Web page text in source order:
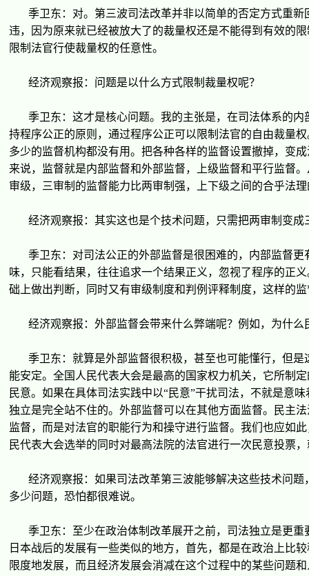
季卫东 ： 对。第三波司法改革并非以简单的否定方式重新
违，因 为原来就已经被放大了的裁量权还是不能得到有效的
限制法官行使裁量权的任意性。
经济观察报 ： 问题是以什么方式限制裁量权呢？
季卫东 ： 这才是核心问题。我的主张是，在司法体系的内
持程序公正的原则 ，通过程序公正可以限制法官的自由裁量权
多少的监督机构都没有用。把各种各样的监督设置撤掉， 变
来说， 监督就是内部监督和外部监督，上级监督和平行监督。
审级，三审制的监督能力比两审制 强，上下级之间 的合乎法
经济观察报 ：其实这也是个技术问题，只需把两审制 变成
季卫东 ： 对司法公正的外部监督是很困 难的，内部监督更
味，只能看结果，往往追求一个结果正义 ，忽视了程序的正义
础 上做出判断，同 时又有审级制度和判例 评释制度， 这样的监
经济观察报 ：外部监督会带来什么弊端呢？例如， 为什么
季卫东 ：就算是外部监督很积极，甚至也可能懂行，但是
能安定。全国人民代表大会是最高的国家权力机关，它所制
民意。如果在具体司法实践中以“民意”干扰司法，不就是意
独立是完全站不住的。外部监督可以在其他方面监督。民主
监督，而是对法官的职能行为和操守进行监督。我们 也应如此
民代表大会选举的同 时对最高法院的法官进行一次民意投票
经济观察报 ：如果司法改革第三波能够解决这些技术问题
多少问题，恐怕都很难说。
季卫东 ：至少在政治体制改革展开之前，司法独立是更重
日本战后的发展有一些类似的地方，首先，都是在政治上比较
限度地发展，而且 经济发展会消减在这个过程中的某些问题和